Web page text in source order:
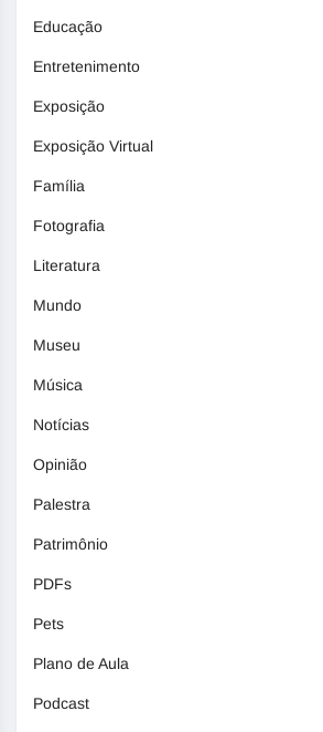
Educação
Entretenimento
Exposição
Exposição Virtual
Família
Fotografia
Literatura
Mundo
Museu
Música
Notícias
Opinião
Palestra
Patrimônio
PDFs
Pets
Plano de Aula
Podcast